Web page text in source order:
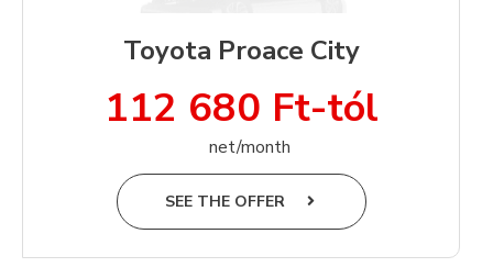
Toyota Proace City
112 680 Ft-tól
net/month
SEE THE OFFER